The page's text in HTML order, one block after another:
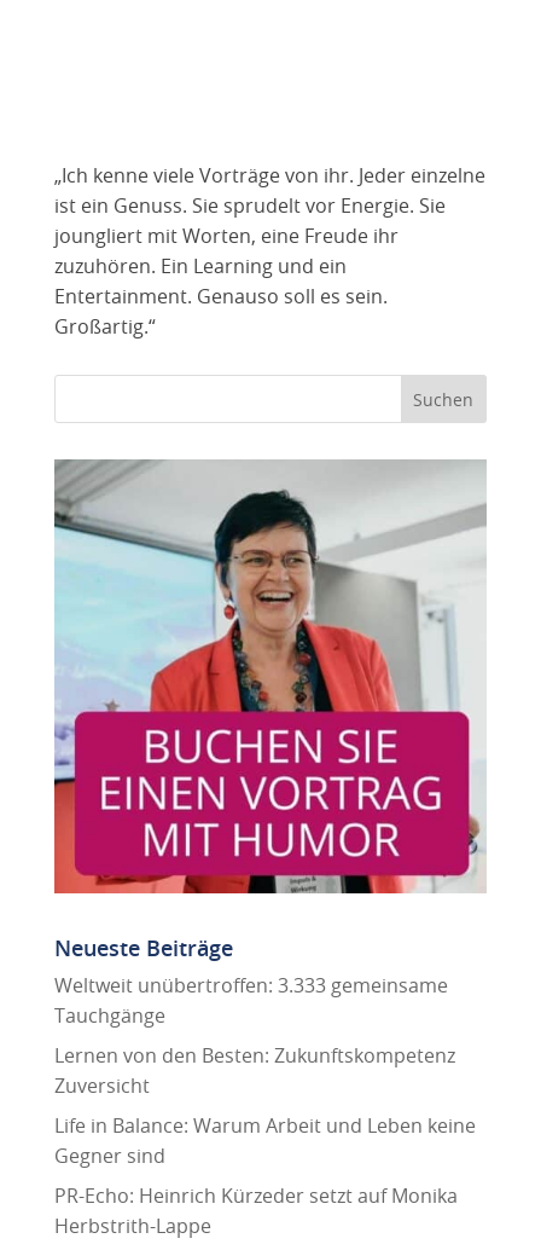
„Ich kenne viele Vorträge von ihr. Jeder einzelne
ist ein Genuss. Sie sprudelt vor Energie. Sie
joungliert mit Worten, eine Freude ihr
zuzuhören. Ein Learning und ein
Entertainment. Genauso soll es sein.
Großartig.“
Neueste Beiträge
Weltweit unübertroffen: 3.333 gemeinsame
Tauchgänge
Lernen von den Besten: Zukunftskompetenz
Zuversicht
Life in Balance: Warum Arbeit und Leben keine
Gegner sind
PR-Echo: Heinrich Kürzeder setzt auf Monika
Herbstrith-Lappe